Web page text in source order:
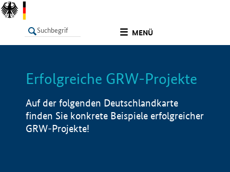
MENÜ
LISTE Info
Erfolgreiche GRW-Projekte
Auf der folgenden Deutschlandkarte
finden Sie konkrete Beispiele erfolgreicher
GRW-Projekte!